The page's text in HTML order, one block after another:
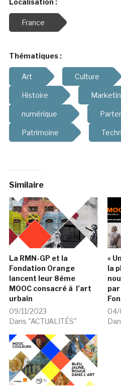
Localisation :
France
Thématiques :
Art Culture
Histoire
numérique
Patrimoine
Similaire
La RMN-GP et la
Fondation Orange
lancent leur 8ème
MOOC consacré à l’art
urbain
09/11/2023
Dans "ACTUALITÉS"
«
la
par
04/